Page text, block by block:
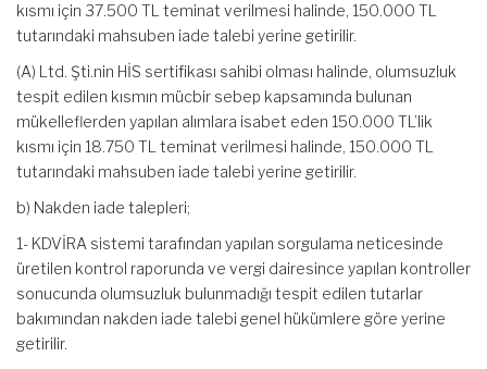
kısmı için 37.500 TL teminat verilmesi halinde, 150.000 TL
tutarındaki mahsuben iade talebi yerine getirilir.
(A) Ltd. Şti.nin HİS sertifikası sahibi olması halinde, olumsuzluk
tespit edilen kısmın mücbir sebep kapsamında bulunan
mükelleflerden yapılan alımlara isabet eden 150.000 TL’lik
kısmı için 18.750 TL teminat verilmesi halinde, 150.000 TL
tutarındaki mahsuben iade talebi yerine getirilir.
b) Nakden iade talepleri;
1- KDVİRA sistemi tarafından yapılan sorgulama neticesinde
üretilen kontrol raporunda ve vergi dairesince yapılan kontroller
sonucunda olumsuzluk bulunmadığı tespit edilen tutarlar
bakımından nakden iade talebi genel hükümlere göre yerine
getirilir.